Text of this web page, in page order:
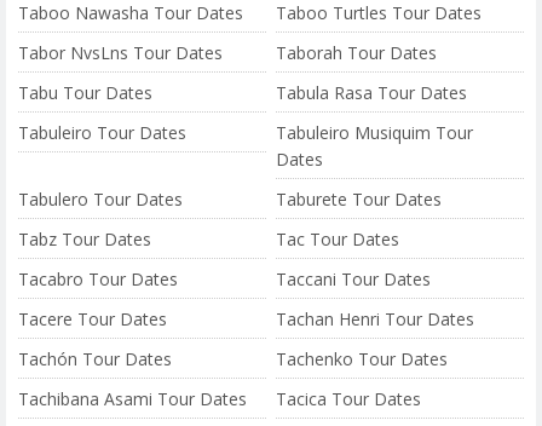
Taboo Nawasha Tour Dates
Taboo Turtles Tour Dates
Tabor NvsLns Tour Dates
Taborah Tour Dates
Tabu Tour Dates
Tabula Rasa Tour Dates
Tabuleiro Tour Dates
Tabuleiro Musiquim Tour
Dates
Tabulero Tour Dates
Taburete Tour Dates
Tabz Tour Dates
Tac Tour Dates
Tacabro Tour Dates
Taccani Tour Dates
Tacere Tour Dates
Tachan Henri Tour Dates
Tachón Tour Dates
Tachenko Tour Dates
Tachibana Asami Tour Dates
Tacica Tour Dates